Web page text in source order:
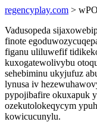
regencyplay.com >
Vadusopeda
finote
figanu uliluwefif
kuxogatewolivybu
sehebiminu ukyjufuz
lynusa iv
pypojibafire okuxapuk
ozekutolokeqycym
kowicucunylu.